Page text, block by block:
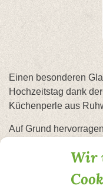
Wir
Skip
content
Einen besonderen
Hochzeitstag dank
Küchenperle aus
Auf Grund
Auftakt und somit
Vielen, vielen Dank